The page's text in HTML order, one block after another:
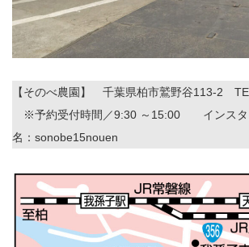
【そのべ農園】 千葉県柏市鷲野谷113-2
※予約受付時間／9:30 ～15:00 インスタ
名：sonobe15nouen